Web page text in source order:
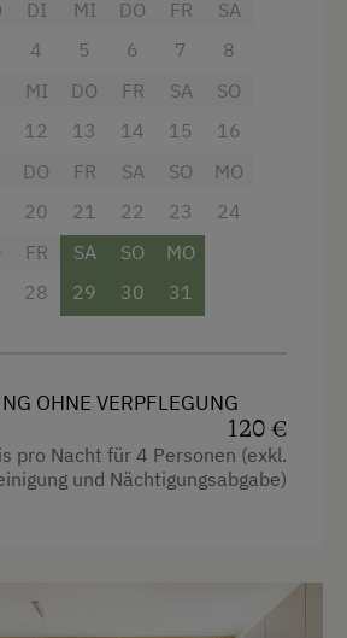
Miterleben / In der Hofküche
und Wasserkocher,
eine Berglandschaft
DI
4
MI
5
DO
6
FR
7
SA
8
MI
12
DO
13
FR
14
SA
15
SO
16
DO
20
FR
21
SA
22
SO
23
MO
24
FR
28
SA
29
SO
30
MO
31
OHNE VERPFLEGUNG
120 €
pro Nacht für 4 Personen (exkl.
und Nächtigungsabgabe)